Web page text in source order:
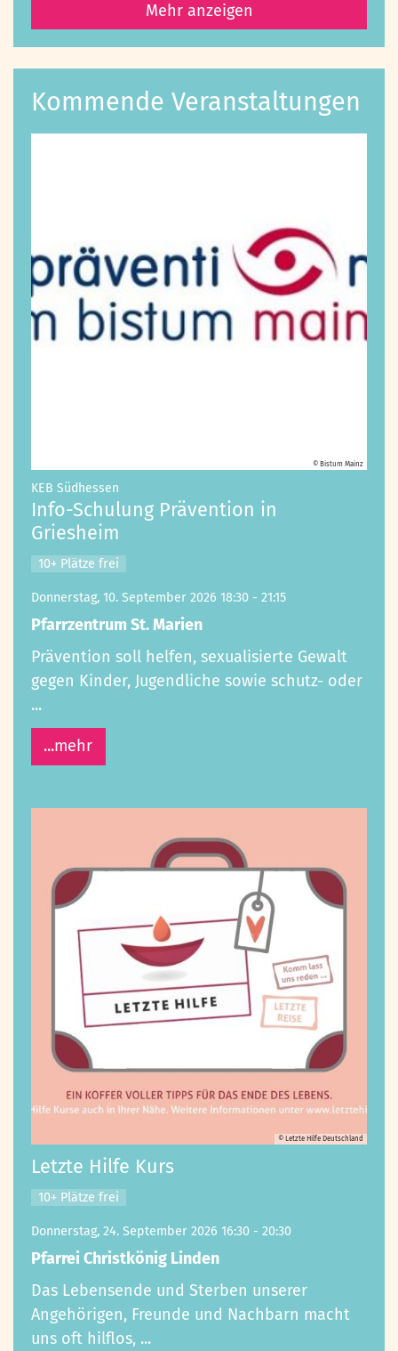
Mehr anzeigen
Kommende Veranstaltungen
© Bistum Mainz
KEB Südhessen
Info-Schulung Prävention in
Griesheim
10+ Plätze frei
Donnerstag, 10. September 2026 18:30 - 21:15
Pfarrzentrum St. Marien
Prävention soll helfen, sexualisierte Gewalt
gegen Kinder, Jugendliche sowie schutz- oder
...
...mehr
© Letzte Hilfe Deutschland
Letzte Hilfe Kurs
10+ Plätze frei
Donnerstag, 24. September 2026 16:30 - 20:30
Pfarrei Christkönig Linden
Das Lebensende und Sterben unserer
Angehörigen, Freunde und Nachbarn macht
uns oft hilflos, ...